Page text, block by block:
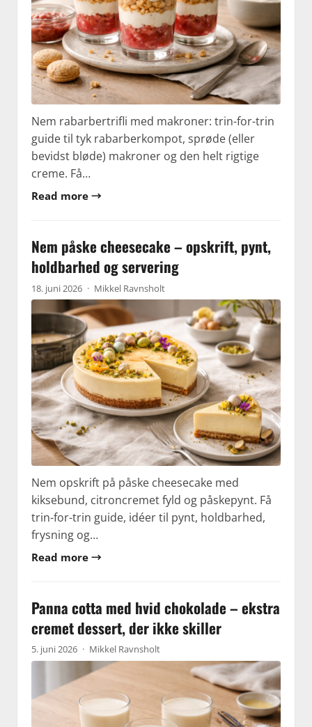
Nem rabarbertrifli med makroner: trin-for-trin
guide til tyk rabarberkompot, sprøde (eller
bevidst bløde) makroner og den helt rigtige
creme. Få…
Read more →
Nem påske cheesecake – opskrift, pynt,
holdbarhed og servering
18. juni 2026 · Mikkel Ravnsholt
Nem opskrift på påske cheesecake med
kiksebund, citroncremet fyld og påskepynt. Få
trin-for-trin guide, idéer til pynt, holdbarhed,
frysning og…
Read more →
Panna cotta med hvid chokolade – ekstra
cremet dessert, der ikke skiller
5. juni 2026 · Mikkel Ravnsholt